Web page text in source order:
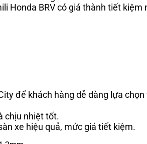
Honda BRV có giá thành tiết
để khách hàng dễ dàng lựa
chịu nhiệt tốt.
xe hiệu quả, mức giá tiết kiệm.